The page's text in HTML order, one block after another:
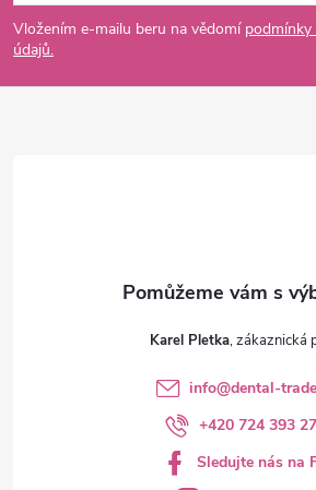
p
a
Vložením e-mailu beru na vědomí
údajů.
Karel Pletka
info@dental-
+420 724 393
Sledujte nás na